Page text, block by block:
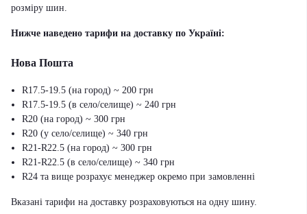
розміру шин.
Нижче наведено тарифи на доставку по Україні:
Нова Пошта
R17.5-19.5 (на город) ~ 200 грн
R17.5-19.5 (в село/селище) ~ 240 грн
R20 (на город) ~ 300 грн
R20 (у село/селище) ~ 340 грн
R21-R22.5 (на город) ~ 300 грн
R21-R22.5 (в село/селище) ~ 340 грн
R24 та вище розрахує менеджер окремо при замовленні
Вказані тарифи на доставку розраховуються на одну шину.